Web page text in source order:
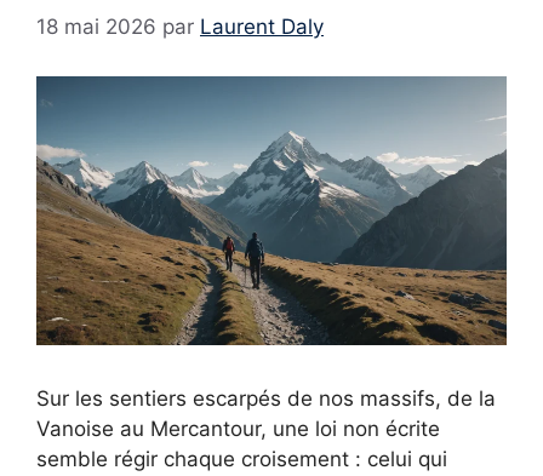
18 mai 2026 par Laurent Daly
Sur les sentiers escarpés de nos massifs, de la
Vanoise au Mercantour, une loi non écrite
semble régir chaque croisement : celui qui